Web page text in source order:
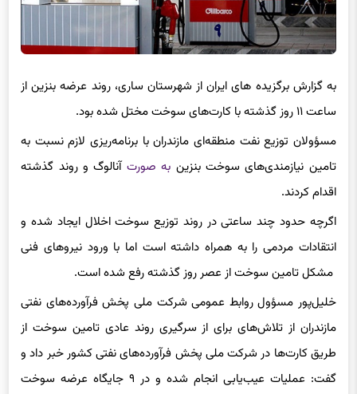
به گزارش برگزیده های ایران از شهرستان ساری، روند عرضه بنزین از
ساعت ۱۱ روز گذشته با کارت‌های سوخت مختل شده بود.
مسؤولان توزیع نفت منطقه‌ای مازندران با برنامه‌ریزی لازم نسبت به
تامین نیازمندی‌های سوخت بنزین به صورت آنالوگ و روند گذشته
اقدام کردند.
اگرچه حدود چند ساعتی در روند توزیع سوخت اخلال ایجاد شده و
انتقادات مردمی را به همراه داشته است اما با ورود نیروهای فنی
مشکل تامین سوخت از عصر روز گذشته رفع شده است.
خلیل‌پور مسؤول روابط عمومی شرکت ملی پخش فرآورده‌های نفتی
مازندران از تلاش‌های برای از سرگیری روند عادی تامین سوخت از
طریق کارت‌ها در شرکت ملی پخش فرآورده‌های نفتی کشور خبر داد و
گفت: عملیات عیب‌یابی انجام شده و در ۹ جایگاه عرضه سوخت